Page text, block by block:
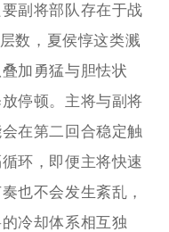
副将部队存在于战
数，夏侯惇这类溅
加勇猛与胆怯状
停顿。主将与副将
在第二回合稳定触
环，即便主将快速
也不会发生紊乱，
冷却体系相互独